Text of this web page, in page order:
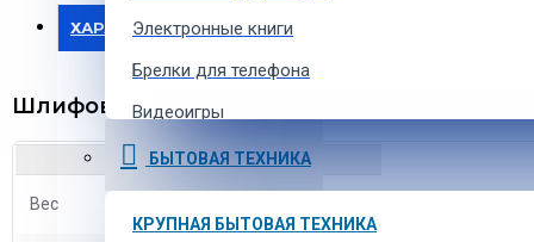
Электронные книги
Брелки для телефона
Видеоигры
Ремешки для умных часов
Аксессуары для экшн-камер
БЫТОВАЯ ТЕХНИКА
КРУПНАЯ БЫТОВАЯ ТЕХНИКА
ХАРАКТЕРИСТИКИ
Шлифовальная машина круглая
Вес